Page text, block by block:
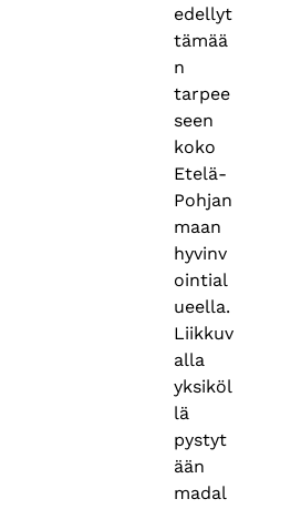
edellyt
tämää
n
tarpee
seen
koko
Etelä-
Pohjan
maan
hyvinv
ointial
ueella.
Liikkuv
alla
yksiköl
lä
pystyt
ään
madal